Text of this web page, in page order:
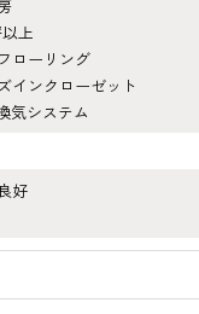
上
ローリング
インクローゼット
気システム
好